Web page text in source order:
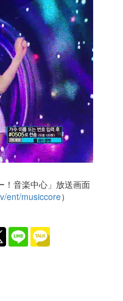
音楽中心」放送画面
ent/musiccore）